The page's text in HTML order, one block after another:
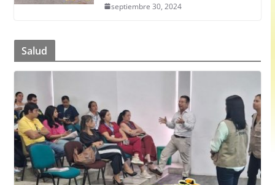
septiembre 30, 2024
Salud